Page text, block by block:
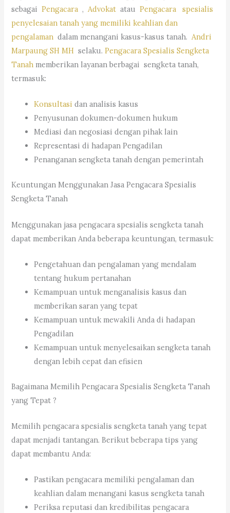
sebagaiPengacara ,Advokat atauPengacara spesialis
penyelesaian tanah yang memiliki keahlian dan
pengalaman dalam menangani kasus-kasus tanah.Andri
Marpaung SH MH selaku.Pengacara Spesialis Sengketa
Tanah memberikan layanan berbagai sengketa tanah,
termasuk:
Konsultasi dan analisis kasus
Penyusunan dokumen-dokumen hukum
Mediasi dan negosiasi dengan pihak lain
Representasi di hadapan Pengadilan
Penanganan sengketa tanah dengan pemerintah
Keuntungan Menggunakan Jasa Pengacara Spesialis
Sengketa Tanah
Menggunakan jasa pengacara spesialis sengketa tanah
dapat memberikan Anda beberapa keuntungan, termasuk:
Pengetahuan dan pengalaman yang mendalam
tentang hukum pertanahan
Kemampuan untuk menganalisis kasus dan
memberikan saran yang tepat
Kemampuan untuk mewakili Anda di hadapan
Pengadilan
Kemampuan untuk menyelesaikan sengketa tanah
dengan lebih cepat dan efisien
Bagaimana Memilih Pengacara Spesialis Sengketa Tanah
yang Tepat ?
Memilih pengacara spesialis sengketa tanah yang tepat
dapat menjadi tantangan. Berikut beberapa tips yang
dapat membantu Anda:
Pastikan pengacara memiliki pengalaman dan
keahlian dalam menangani kasus sengketa tanah
Periksa reputasi dan kredibilitas pengacara